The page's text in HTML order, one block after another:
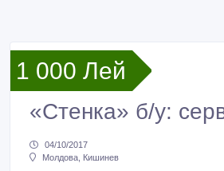
1 000 Лей
«Стенка» б/у:
04/10/2017
Молдова, Кишинев